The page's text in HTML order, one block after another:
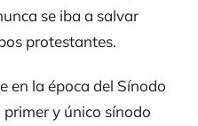
se iba a salvar
protestantes.
en la época del Sínodo
y único sínodo